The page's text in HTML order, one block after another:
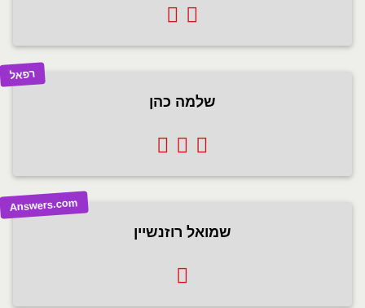
שלמה כהן
רפאל
שמואל רוזנשיין
Answers.com